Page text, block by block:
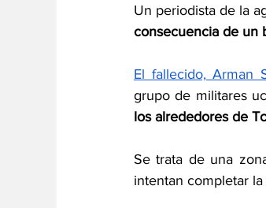
Un periodista de la
consecuencia de un
El fallecido, Arman
grupo de militares
los alrededores de
Se trata de una
intentan completar